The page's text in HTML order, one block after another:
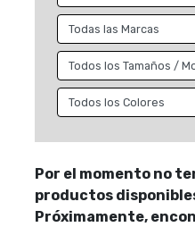
Por el momento no
productos
Próximamente,